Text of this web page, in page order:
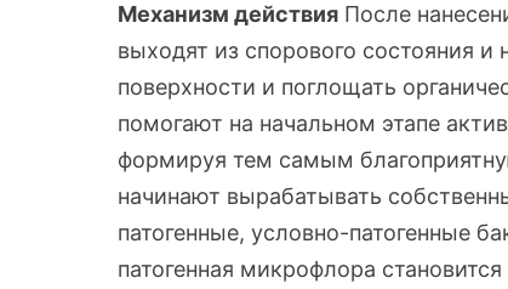
Механизм действия После
выходят из спорового состояния и
поверхности и поглощать
помогают на начальном этапе
формируя тем самым
начинают вырабатывать
патогенные, условно-патогенные
патогенная микрофлора